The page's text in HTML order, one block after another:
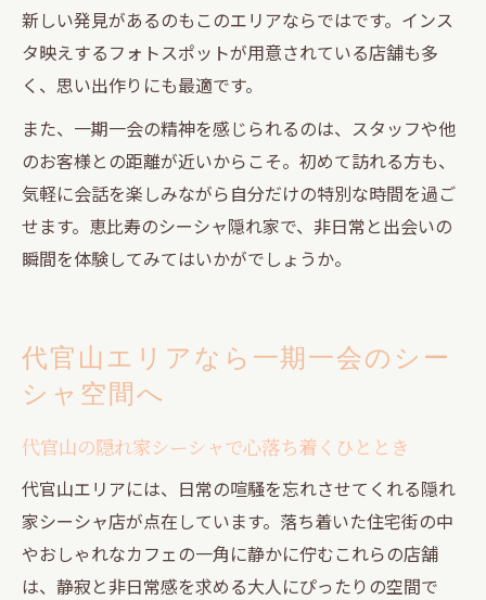
新しい発見があるのもこのエリアならではです。インス
タ映えするフォトスポットが用意されている店舗も多
く、思い出作りにも最適です。
また、一期一会の精神を感じられるのは、スタッフや他
のお客様との距離が近いからこそ。初めて訪れる方も、
気軽に会話を楽しみながら自分だけの特別な時間を過ご
せます。恵比寿のシーシャ隠れ家で、非日常と出会いの
瞬間を体験してみてはいかがでしょうか。
代官山エリアなら一期一会のシー
シャ空間へ
代官山の隠れ家シーシャで心落ち着くひととき
代官山エリアには、日常の喧騒を忘れさせてくれる隠れ
家シーシャ店が点在しています。落ち着いた住宅街の中
やおしゃれなカフェの一角に静かに佇むこれらの店舗
は、静寂と非日常感を求める大人にぴったりの空間で